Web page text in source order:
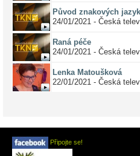
Původ znakových
24/01/2021 - Česká
Raná péče
24/01/2021 - Česká
Lenka Matoušková
22/01/2021 - Česká
Připojte se!